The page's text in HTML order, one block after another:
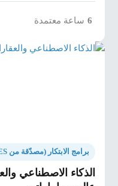
6 ساعة معتمدة
برامج الابتكار (مصدّقة من REES - دائرة الأراضي والأملاك دبي)
الذكاء الاصطناعي